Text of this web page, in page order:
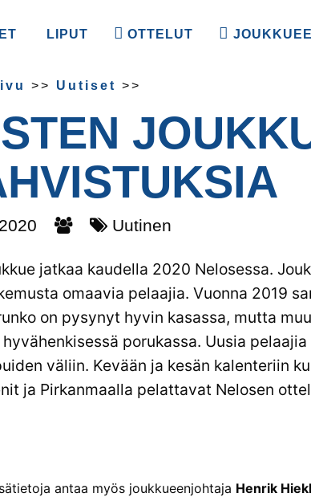
LIPUT OTTELUT
>> Uutiset >>
Uutinen
jatkaa kaudella 2020 Nelosessa.
omaavia pelaajia. Vuonna 2019
on pysynyt hyvin kasassa, mutta
porukassa. Uusia
väliin. Kevään ja kesän kalenteriin
ja Pirkanmaalla pelattavat Nelosen
antaa myös joukkueenjohtaja Henrik